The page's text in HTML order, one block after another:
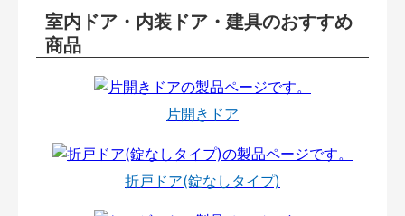
室内ドア・内装ドア・建具のおすすめ
商品
片開きドア
折戸ドア(錠なしタイプ)